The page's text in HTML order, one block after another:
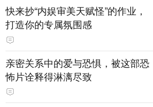
快来抄“内娱审美天赋怪”的作业，
打造你的专属氛围感
亲密关系中的爱与恐惧，被这部恐
怖片诠释得淋漓尽致